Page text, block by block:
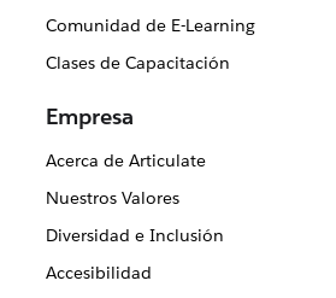
Comunidad de E-Learning
Clases de Capacitación
Empresa
Acerca de Articulate
Nuestros Valores
Diversidad e Inclusión
Accesibilidad